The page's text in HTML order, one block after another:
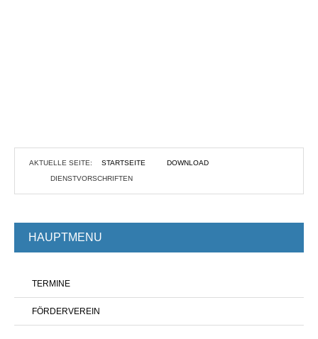
AKTUELLE SEITE: STARTSEITE
DOWNLOAD
DIENSTVORSCHRIFTEN
HAUPTMENU
TERMINE
FÖRDERVEREIN